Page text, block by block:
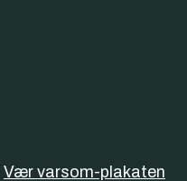
Vær varsom-plakaten